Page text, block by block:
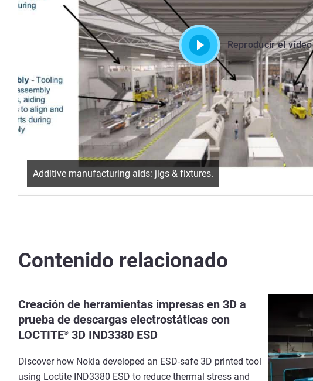
Reproducir el vídeo
Additive manufacturing aids: jigs & fixtures.
Contenido relacionado
Creación de herramientas impresas en 3D a
prueba de descargas electrostáticas con
LOCTITE® 3D IND3380 ESD
Discover how Nokia developed an ESD-safe 3D printed tool
using Loctite IND3380 ESD to reduce thermal stress and